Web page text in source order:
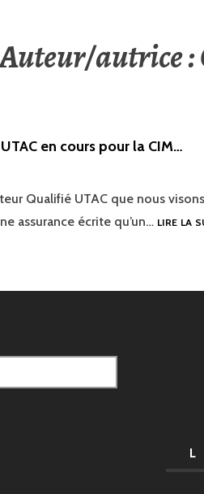
Auteur/autrice :
en cours pour la CIM…
Qualifié UTAC que nous
assurance écrite qu’un… LIRE LA
L